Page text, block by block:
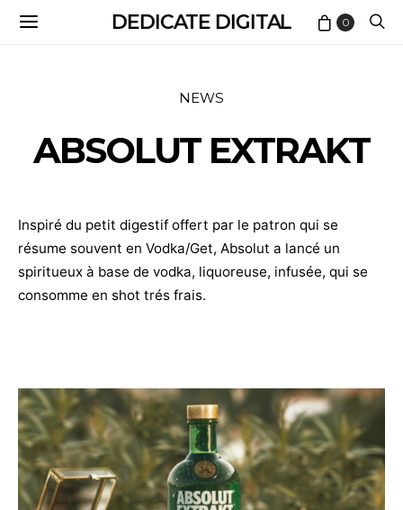
DEDICATE DIGITAL 0
NEWS
ABSOLUT EXTRAKT
Inspiré du petit digestif offert par le patron qui se
résume souvent en Vodka/Get, Absolut a lancé un
spiritueux à base de vodka, liquoreuse, infusée, qui se
consomme en shot trés frais.